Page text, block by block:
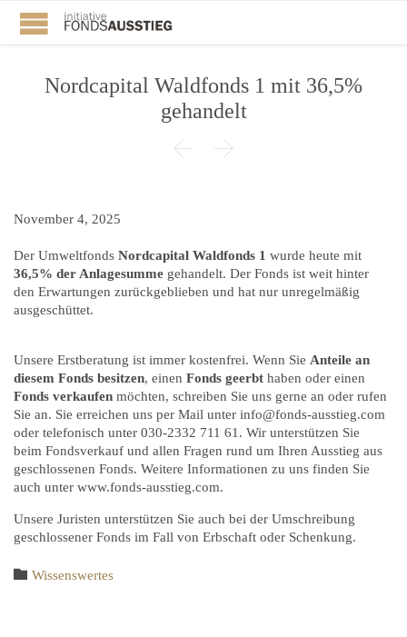
Nordcapital Waldfonds 1 mit 36,5%
gehandelt
 
November 4, 2025
Der Umweltfonds Nordcapital Waldfonds 1 wurde heute mit
36,5% der Anlagesumme gehandelt. Der Fonds ist weit hinter
den Erwartungen zurückgeblieben und hat nur unregelmäßig
ausgeschüttet.
Unsere Erstberatung ist immer kostenfrei. Wenn Sie Anteile an
diesem Fonds besitzen, einen Fonds geerbt haben oder einen
Fonds verkaufen möchten, schreiben Sie uns gerne an oder rufen
Sie an. Sie erreichen uns per Mail unter info@fonds-ausstieg.com
oder telefonisch unter 030-2332 711 61. Wir unterstützen Sie
beim Fondsverkauf und allen Fragen rund um Ihren Ausstieg aus
geschlossenen Fonds. Weitere Informationen zu uns finden Sie
auch unter www.fonds-ausstieg.com.
Unsere Juristen unterstützen Sie auch bei der Umschreibung
geschlossener Fonds im Fall von Erbschaft oder Schenkung.
 Category
Wissenswertes